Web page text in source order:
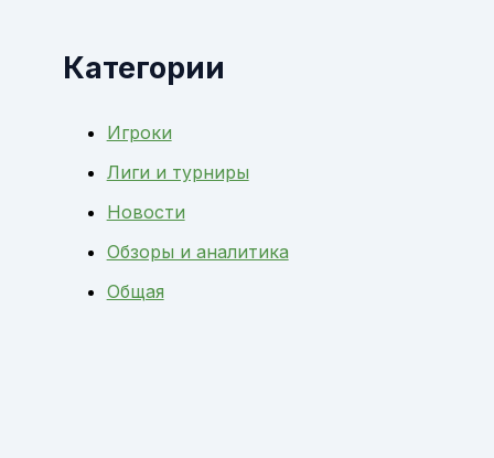
Категории
Игроки
Лиги и турниры
Новости
Обзоры и аналитика
Общая